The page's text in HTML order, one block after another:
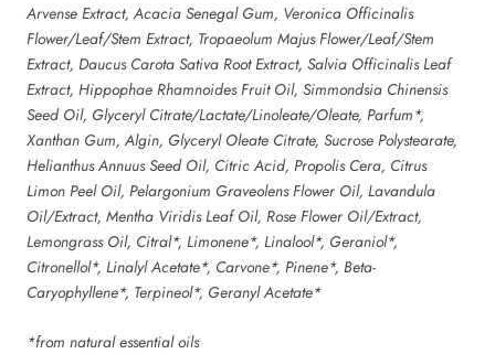
Arvense Extract, Acacia Senegal Gum, Veronica Officinalis
Flower/Leaf/Stem Extract, Tropaeolum Majus Flower/Leaf/Stem
Extract, Daucus Carota Sativa Root Extract, Salvia Officinalis Leaf
Extract, Hippophae Rhamnoides Fruit Oil, Simmondsia Chinensis
Seed Oil, Glyceryl Citrate/Lactate/Linoleate/Oleate, Parfum*,
Xanthan Gum, Algin, Glyceryl Oleate Citrate, Sucrose Polystearate,
Helianthus Annuus Seed Oil, Citric Acid, Propolis Cera, Citrus
Limon Peel Oil, Pelargonium Graveolens Flower Oil, Lavandula
Oil/Extract, Mentha Viridis Leaf Oil, Rose Flower Oil/Extract,
Lemongrass Oil, Citral*, Limonene*, Linalool*, Geraniol*,
Citronellol*, Linalyl Acetate*, Carvone*, Pinene*, Beta-
Caryophyllene*, Terpineol*, Geranyl Acetate*
*from natural essential oils